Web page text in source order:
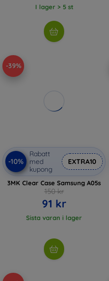
I lager > 5 st
-39%
-10%
Rabatt
med
kupong
EXTRA10
3MK Clear Case Samsung A05s
150 kr
91 kr
Sista varan i lager